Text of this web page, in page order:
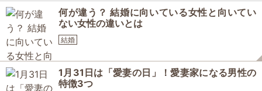
何が違う？ 結婚に向いている女性と向いてい
ない女性の違いとは
結婚
1月31日は「愛妻の日」！愛妻家になる男性の
特徴3つ